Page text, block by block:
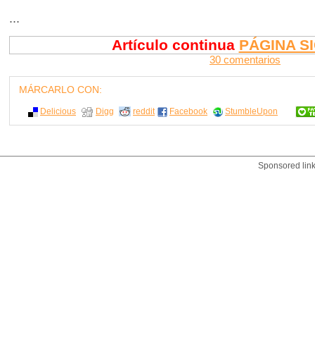
...
Artículo continua PÁGINA
30 comentarios
MÁRCARLO CON:
Delicious Digg reddit Facebook StumbleUpon
Sponsored